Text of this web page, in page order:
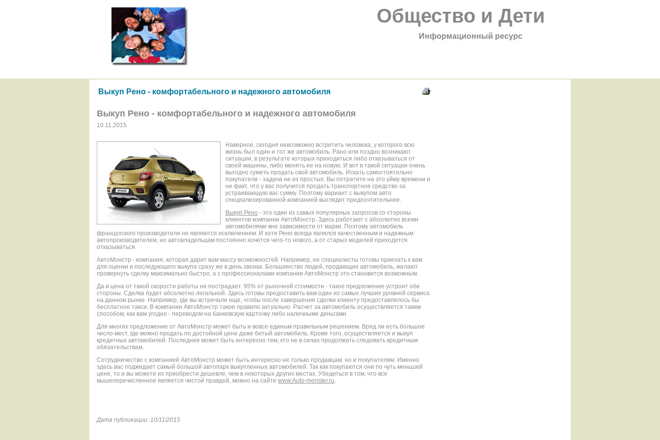
Общество и Дети
Информационный ресурс
Выкуп Рено - комфортабельного и надежного автомобиля
Выкуп Рено - комфортабельного и надежного автомобиля
10.11.2015
Наверное, сегодня невозможно встретить человека, у которого всю
жизнь был один и тот же автомобиль. Рано или поздно возникают
ситуации, в результате которых приходиться либо отказываться от
своей машины, либо менять ее на новую. И вот в такой ситуации очень
выгодно суметь продать свой автомобиль. Искать самостоятельно
покупателя - задача не из простых. Вы потратите на это уйму времени и
не факт, что у вас получится продать транспортное средство за
устраивающую вас сумму. Поэтому вариант с выкупом авто
специализированной компанией выглядит предпочтительнее.
Выкуп Рено - это один из самых популярных запросов со стороны
клиентов компании АвтоМонстр. Здесь работают с абсолютно всеми
автомобилями вне зависимости от марки. Поэтому автомобиль
французского производителя не являются исключением. И хотя Рено всегда являлся качественным и надежным
автопроизводителем, но автовладельцам постоянно хочется чего-то нового, а от старых моделей приходится
отказываться.
АвтоМонстр - компания, которая дарит вам массу возможностей. Например, ее специалисты готовы приехать к вам
для оценки и последующего выкупа сразу же в день звонка. Большинство людей, продающих автомобиль, желают
провернуть сделку максимально быстро, а с профессионалами компании АвтоМонстр это становится возможным.
Да и цена от такой скорости работы не пострадает. 95% от рыночной стоимости - такое предложение устроит обе
стороны. Сделка будет абсолютно легальной. Здесь готовы предоставить вам один из самых лучших уровней сервиса
на данном рынке. Например, где вы встречали еще, чтобы после завершения сделки клиенту предоставлялось бы
бесплатное такси. В компании АвтоМонстр такое правило актуально. Расчет за автомобиль осуществляется таким
способом, как вам угодно - переводом на банковскую карточку либо наличными деньгами.
Для многих предложение от АвтоМонстр может быть и вовсе единым правильным решением. Вряд ли есть большое
число мест, где можно продать по достойной цене даже битый автомобиль. Кроме того, осуществляется и выкуп
кредитных автомобилей. Последнее может быть интересно тем, кто не в силах продолжать следовать кредитным
обязательствам.
Сотрудничество с компанией АвтоМонстр может быть интересно не только продавцам, но и покупателям. Именно
здесь вас поджидает самый большой автопарк выкупленных автомобилей. Так как покупаются они по чуть меньшей
цене, то и вы можете их приобрести дешевле, чем в некоторых других местах. Убедиться в том, что все
вышеперечисленное является чистой правдой, можно на сайте www.Auto-monster.ru.
Дата публикации: 10/11/2015